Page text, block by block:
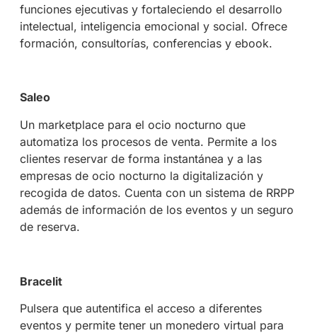
funciones ejecutivas y fortaleciendo el desarrollo
intelectual, inteligencia emocional y social. Ofrece
formación, consultorías, conferencias y ebook.
Saleo
Un marketplace para el ocio nocturno que
automatiza los procesos de venta. Permite a los
clientes reservar de forma instantánea y a las
empresas de ocio nocturno la digitalización y
recogida de datos. Cuenta con un sistema de RRPP
además de información de los eventos y un seguro
de reserva.
Bracelit
Pulsera que autentifica el acceso a diferentes
eventos y permite tener un monedero virtual para